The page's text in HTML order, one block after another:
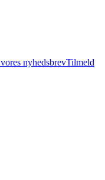
nyhedsbrevTilmeld